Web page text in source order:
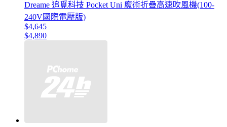
Dreame 追覓科技 Pocket Uni 魔術折疊高速吹風機(100-
240V國際電壓版)
$4,645
$4,890